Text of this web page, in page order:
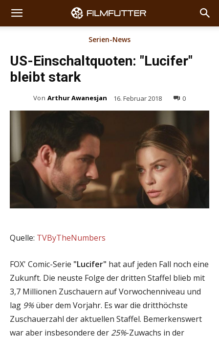
Serien-News
US-Einschaltquoten: "Lucifer"
bleibt stark
Von Arthur Awanesjan 16. Februar 2018 0
Quelle: TVByTheNumbers
FOX' Comic-Serie "Lucifer" hat auf jeden Fall noch eine
Zukunft. Die neuste Folge der dritten Staffel blieb mit
3,7 Millionen Zuschauern auf Vorwochenniveau und
lag 9%über dem Vorjahr. Es war die dritthöchste
Zuschauerzahl der aktuellen Staffel. Bemerkenswert
war aber insbesondere der 25%-Zuwachs in der